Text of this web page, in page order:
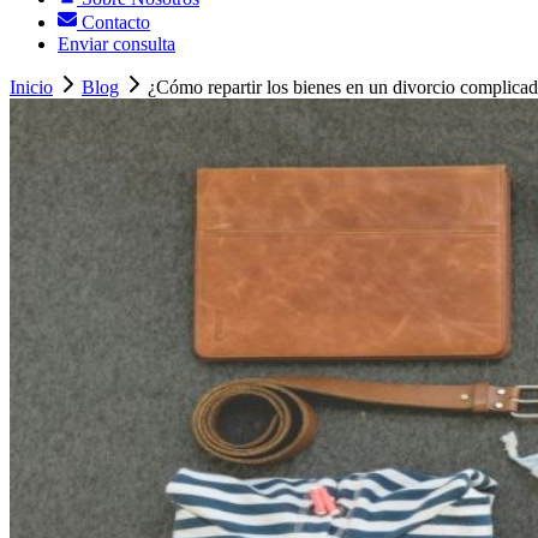
Contacto
Enviar consulta
Inicio Blog ¿Cómo repartir los bienes en un divorcio